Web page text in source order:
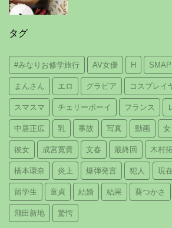
タグ
#みなりお修学旅行 AV女優 H SMAP
まんさん エロ グラビア コスプレイ
スマスマ チェリーボーイ フランス
中居正広 乳 事故 写真 動画 女
彼女 成宮寛貴 文春 最終回 木村
橋本環奈 炎上 爆弾発言 犯人 現在
留学生 童貞 結婚 結果 葵つかさ
飛田新地 驚愕